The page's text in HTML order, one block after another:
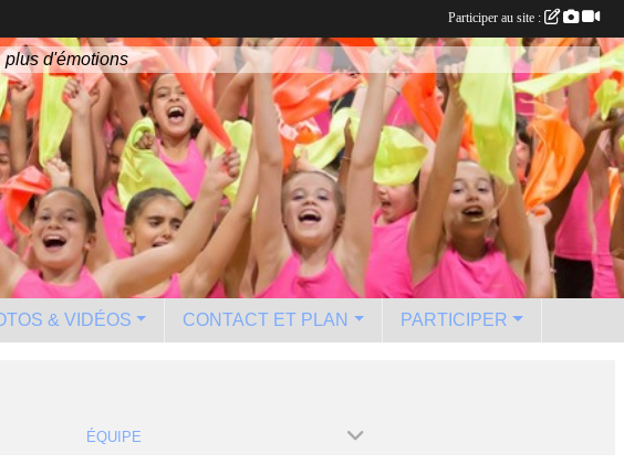
d'émotions
& VIDÉOS CONTACT ET PLAN PARTICIPER
ÉQUIPE
Participer au site :